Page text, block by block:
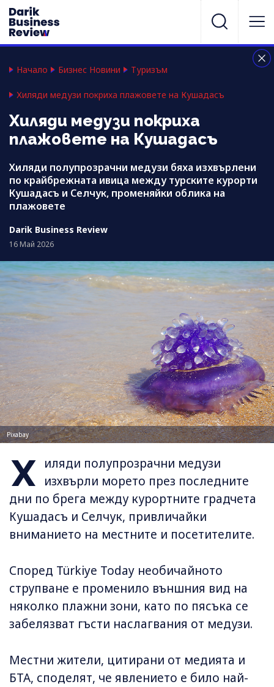
Начало Бизнес Новини Туризъм
Хиляди медузи покриха плажовете на Кушадасъ
Хиляди медузи покриха
плажовете на Кушадасъ
Хиляди полупрозрачни медузи бяха изхвърлени
по крайбрежната ивица между турските курорти
Кушадасъ и Селчук, променяйки облика на
плажовете
Darik Business Review
16 Май 2026
Pixabay
Х
иляди полупрозрачни медузи
изхвърли морето през последните
дни по брега между курортните градчета
Кушадасъ и Селчук, привличайки
вниманието на местните и посетителите.
Според Türkiye Today необичайното
струпване е променило външния вид на
няколко плажни зони, като по пясъка се
забелязват гъсти наслагвания от медузи.
Местни жители, цитирани от медията и
БТА, споделят, че явлението е било най-